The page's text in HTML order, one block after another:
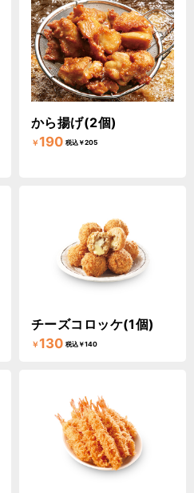
から揚げ(2個)
￥190 税込￥205
チーズコロッケ(1個)
￥130 税込￥140